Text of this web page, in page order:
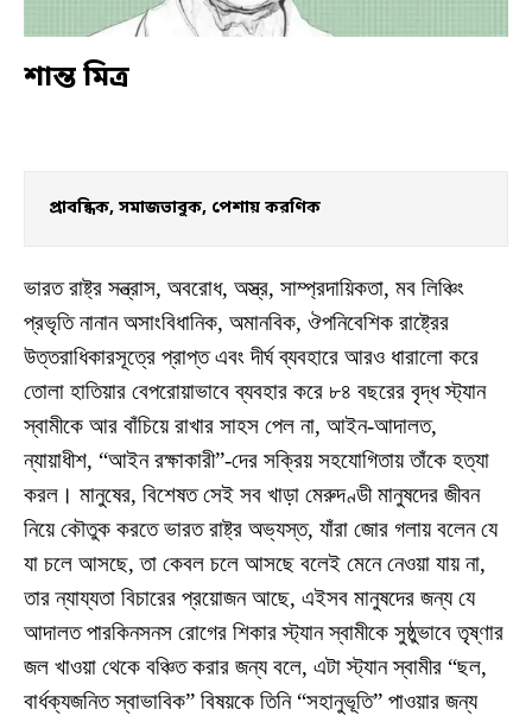
শান্ত মিত্র
প্রাবন্ধিক, সমাজভাবুক, পেশায় করণিক
ভারত রাষ্ট্র সন্ত্রাস, অবরোধ, অস্ত্র, সাম্প্রদায়িকতা, মব লিঞ্চিং
প্রভৃতি নানান অসাংবিধানিক, অমানবিক, ঔপনিবেশিক রাষ্ট্রের
উত্তরাধিকারসূত্রে প্রাপ্ত এবং দীর্ঘ ব্যবহারে আরও ধারালো করে
তোলা হাতিয়ার বেপরোয়াভাবে ব্যবহার করে ৮৪ বছরের বৃদ্ধ স্ট্যান
স্বামীকে আর বাঁচিয়ে রাখার সাহস পেল না, আইন-আদালত,
ন্যায়াধীশ, “আইন রক্ষাকারী”-দের সক্রিয় সহযোগিতায় তাঁকে হত্যা
করল। মানুষের, বিশেষত সেই সব খাড়া মেরুদণ্ডী মানুষদের জীবন
নিয়ে কৌতুক করতে ভারত রাষ্ট্র অভ্যস্ত, যাঁরা জোর গলায় বলেন যে
যা চলে আসছে, তা কেবল চলে আসছে বলেই মেনে নেওয়া যায় না,
তার ন্যায্যতা বিচারের প্রয়োজন আছে, এইসব মানুষদের জন্য যে
আদালত পারকিনসনস রোগের শিকার স্ট্যান স্বামীকে সুষ্ঠুভাবে তৃষ্ণার
জল খাওয়া থেকে বঞ্চিত করার জন্য বলে, এটা স্ট্যান স্বামীর “ছল,
বার্ধক্যজনিত স্বাভাবিক” বিষয়কে তিনি “সহানুভূতি” পাওয়ার জন্য